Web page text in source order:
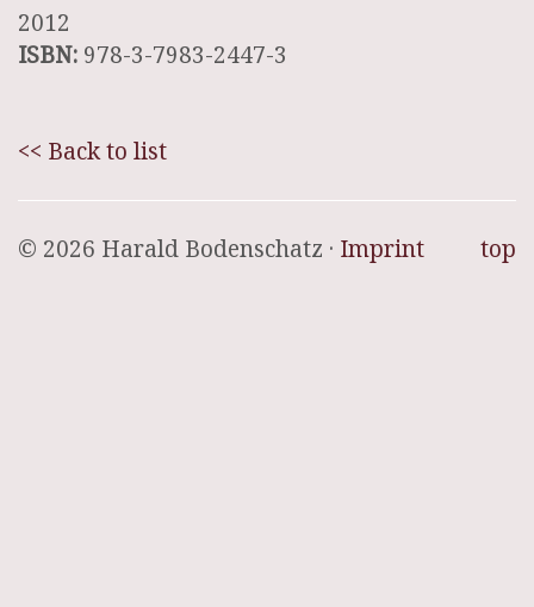
2012
ISBN: 978-3-7983-2447-3
<< Back to list
top
© 2026 Harald Bodenschatz · Imprint